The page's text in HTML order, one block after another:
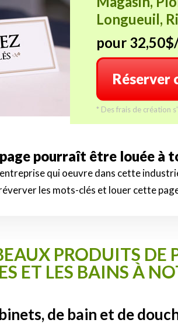
Longueuil,
pour
Réserver
* Des frais de création
pourraît être louée à
qui oeuvre dans cette
les mots-clés et louer cette
PRODUITS DE
ET LES BAINS À
de bain et de